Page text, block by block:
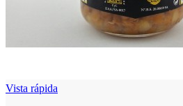
Vista rápida